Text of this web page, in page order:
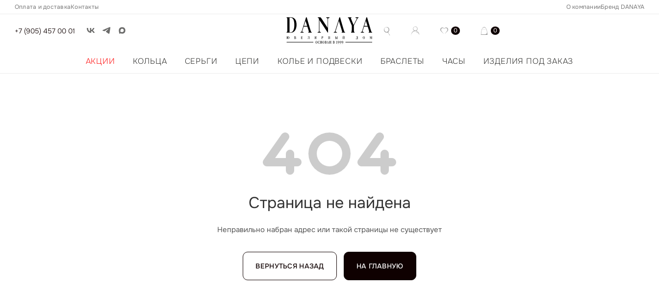
Оплата и доставкаКонтакты О компанииБренд DANAYA
+7 (905) 457 00 01 0 0
АКЦИИ КОЛЬЦА СЕРЬГИ ЦЕПИ КОЛЬЕ И ПОДВЕСКИ БРАСЛЕТЫ ЧАСЫ ИЗДЕЛИЯ ПОД ЗАКАЗ
Страница не найдена
Неправильно набран адрес или такой страницы не существует
ВЕРНУТЬСЯ НАЗАД НА ГЛАВНУЮ